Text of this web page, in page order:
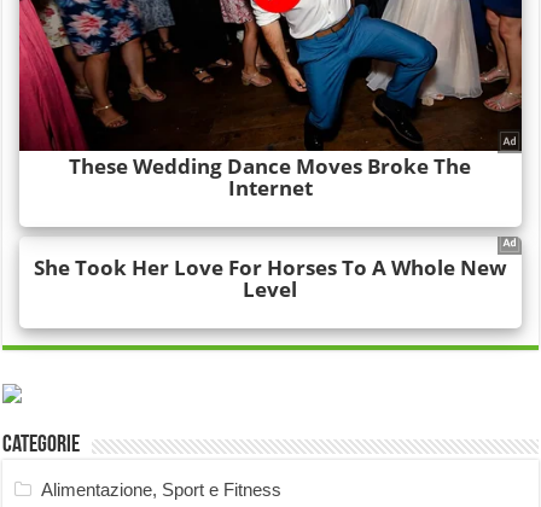
Categorie
Alimentazione, Sport e Fitness